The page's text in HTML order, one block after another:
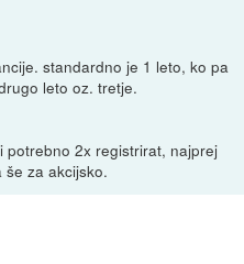
standardno je 1 leto, ko pa
leto oz. tretje.
potrebno 2x registrirat, najprej
za akcijsko.